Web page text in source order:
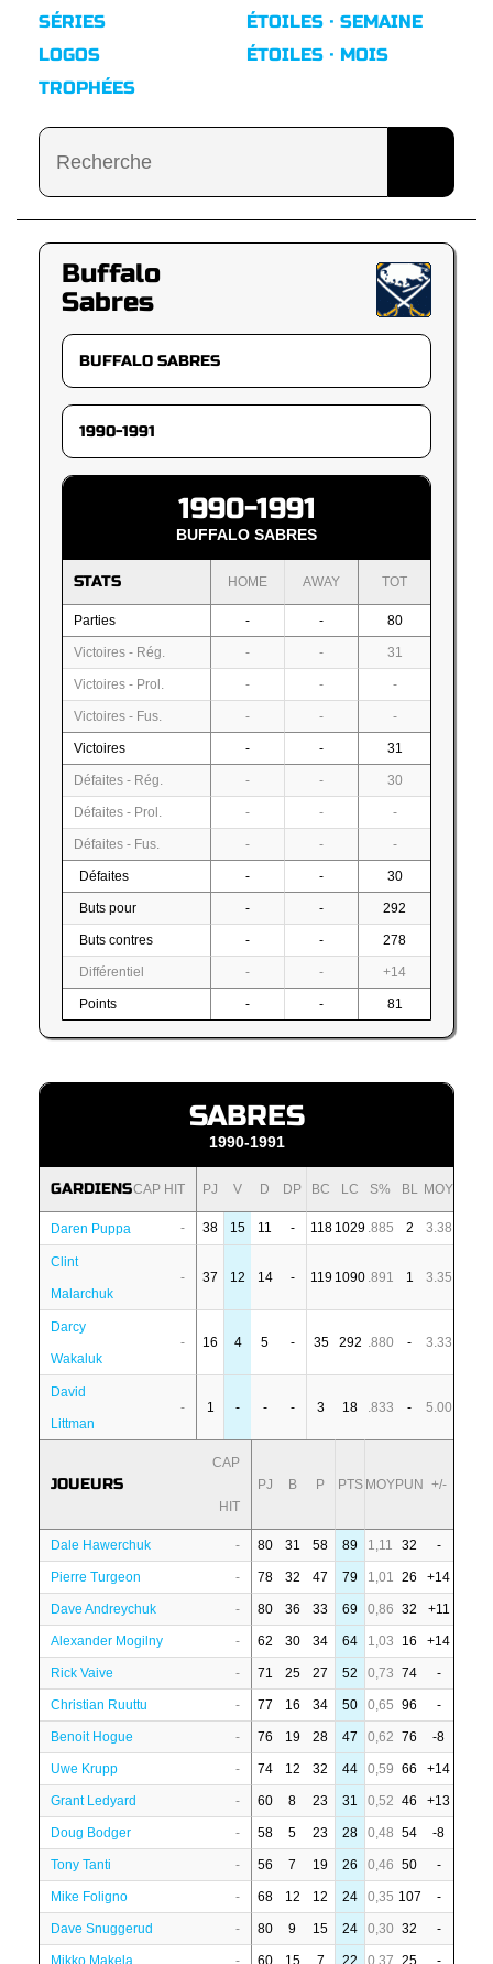
SÉRIES
LOGOS
TROPHÉES
ÉTOILES · SEMAINE
ÉTOILES · MOIS
Buffalo
Sabres
1990-1991
BUFFALO SABRES
STATS HOME AWAY TOT
Parties - - 80
Victoires - Rég. - - 31
Victoires - Prol. - - -
Victoires - Fus. - - -
Victoires - - 31
Défaites - Rég. - - 30
Défaites - Prol. - - -
Défaites - Fus. - - -
Défaites - - 30
Buts pour - - 292
Buts contres - - 278
Différentiel - - +14
Points - - 81
SABRES
1990-1991
GARDIENSCAP HIT PJ V D DP BC LC S% BL MOY
Daren Puppa - 38 15 11 - 118 1029 .885 2 3.38
Clint
Malarchuk
- 37 12 14 - 119 1090 .891 1 3.35
Darcy
Wakaluk
- 16 4 5 - 35 292 .880 - 3.33
David
Littman
- 1 - - - 3 18 .833 - 5.00
JOUEURS
CAP
HIT
PJ B P PTS MOYPUN +/-
Dale Hawerchuk - 80 31 58 89 1,11 32 -
Pierre Turgeon - 78 32 47 79 1,01 26 +14
Dave Andreychuk - 80 36 33 69 0,86 32 +11
Alexander Mogilny - 62 30 34 64 1,03 16 +14
Rick Vaive - 71 25 27 52 0,73 74 -
Christian Ruuttu - 77 16 34 50 0,65 96 -
Benoit Hogue - 76 19 28 47 0,62 76 -8
Uwe Krupp - 74 12 32 44 0,59 66 +14
Grant Ledyard - 60 8 23 31 0,52 46 +13
Doug Bodger - 58 5 23 28 0,48 54 -8
Tony Tanti - 56 7 19 26 0,46 50 -
Mike Foligno - 68 12 12 24 0,35 107 -
Dave Snuggerud - 80 9 15 24 0,30 32 -
Mikko Makela - 60 15 7 22 0,37 25 -